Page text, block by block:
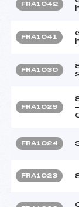
FRA1042
FRA1041
FRA1030
FRA1029
FRA1024
FRA1023